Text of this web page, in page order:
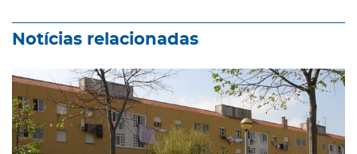
Notícias relacionadas